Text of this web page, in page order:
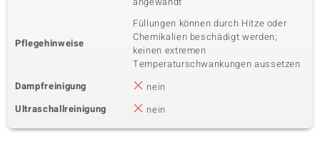
Pflegehinweise
Füllungen können durch Hitze oder
Chemikalien beschädigt werden;
keinen extremen
Temperaturschwankungen aussetzen
Dampfreinigung
nein
Ultraschallreinigung
nein